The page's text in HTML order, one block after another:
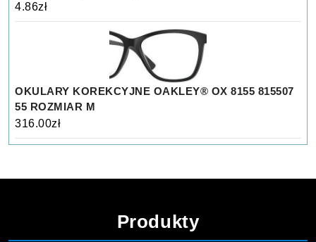
4.86zł
OKULARY KOREKCYJNE OAKLEY® OX 8155 815507
55 ROZMIAR M
316.00zł
Produkty